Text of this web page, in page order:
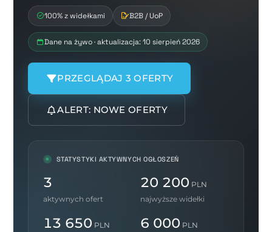
100% z widełkami B2B / UoP
Dane na żywo · aktualizacja: 10 sierpień 2026
PRZEGLĄDAJ 3 OFERTY
ALERT: NOWE OFERTY
STATYSTYKI AKTYWNYCH OGŁOSZEŃ
3
aktywnych ofert
20 200 PLN
najwyższe widełki
13 650 PLN
6 000 PLN